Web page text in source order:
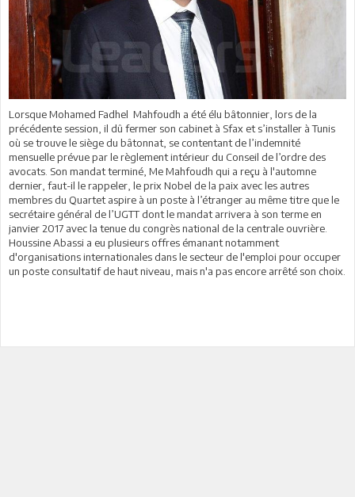
Lorsque Mohamed Fadhel Mahfoudh a été élu bâtonnier, lors de la
précédente session, il dû fermer son cabinet à Sfax et s’installer à Tunis
où se trouve le siège du bâtonnat, se contentant de l’indemnité
mensuelle prévue par le règlement intérieur du Conseil de l’ordre des
avocats. Son mandat terminé, Me Mahfoudh qui a reçu à l'automne
dernier, faut-il le rappeler, le prix Nobel de la paix avec les autres
membres du Quartet aspire à un poste à l’étranger au même titre que le
secrétaire général de l’UGTT dont le mandat arrivera à son terme en
janvier 2017 avec la tenue du congrès national de la centrale ouvrière.
Houssine Abassi a eu plusieurs offres émanant notamment
d'organisations internationales dans le secteur de l'emploi pour occuper
un poste consultatif de haut niveau, mais n'a pas encore arrêté son choix.